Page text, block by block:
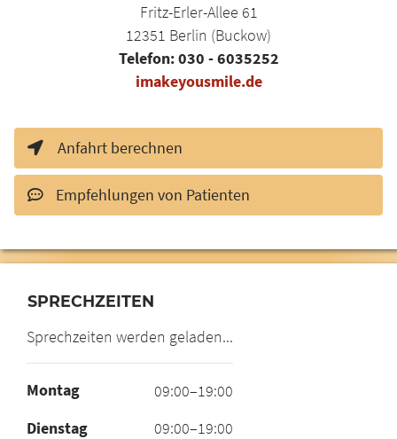
Fritz-Erler-Allee 61
12351 Berlin (Buckow)
Telefon:030 - 6035252
imakeyousmile.de
Anfahrt berechnen
Empfehlungen von Patienten
SPRECHZEITEN
Sprechzeiten werden geladen...
Montag
09:00–19:00
Dienstag
09:00–19:00